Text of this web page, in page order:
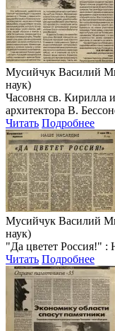
Мусийчук Василий
наук)
Часовня св. Кирилла
архитектора В.
Читать Подробнее
Мусийчук Василий
наук)
"Да цветет Россия!" :
Читать Подробнее